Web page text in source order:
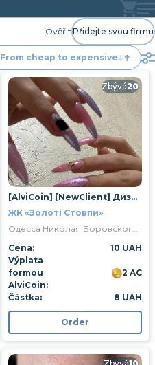
Ověřit Přidejte svou firmu
From cheap to expensive
Zbývá20
[AlviCoin] [NewClient] Дизайн 1 нігтя
ЖК «Золоті Стовпи»
Одесса Николая Боровского улица 1/16
Cena:
10 UAH
Výplata
formou
AlviCoin:
2 AC
Částka: 8 UAH
Order